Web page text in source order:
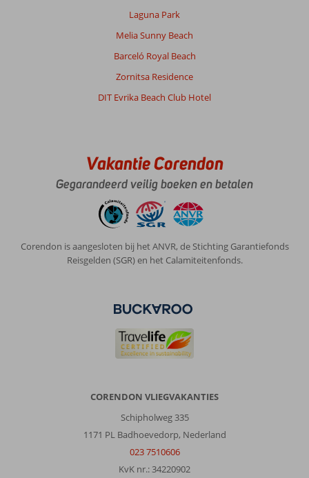
Laguna Park
Melia Sunny Beach
Barceló Royal Beach
Zornitsa Residence
DIT Evrika Beach Club Hotel
Vakantie Corendon
Gegarandeerd veilig boeken en betalen
Corendon is aangesloten bij het ANVR, de Stichting Garantiefonds
Reisgelden (SGR) en het Calamiteitenfonds.
CORENDON VLIEGVAKANTIES
Schipholweg 335
1171 PL Badhoevedorp, Nederland
023 7510606
KvK nr.: 34220902